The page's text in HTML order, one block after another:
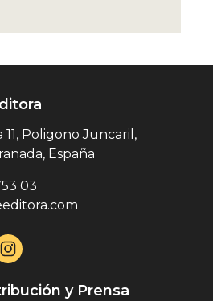
Poligono Juncaril,
España
03
y Prensa